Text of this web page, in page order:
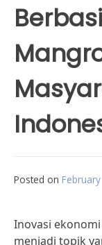
Posted on
Inovasi
menjadi topik